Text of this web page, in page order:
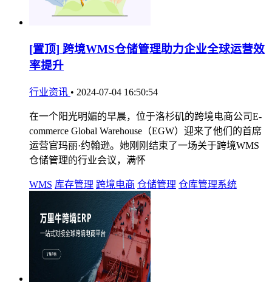
[置顶] 跨境WMS仓储管理助力企业全球运营效
率提升
行业资讯 • 2024-07-04 16:50:54
在一个阳光明媚的早晨，位于洛杉矶的跨境电商公司E-
commerce Global Warehouse（EGW）迎来了他们的首席
运营官玛丽·约翰逊。她刚刚结束了一场关于跨境WMS
仓储管理的行业会议，满怀
WMS 库存管理 跨境电商 仓储管理 仓库管理系统